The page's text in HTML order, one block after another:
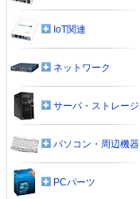
IoT関連
ネットワーク
サーバ・ストレージ
パソコン・周辺機器
PCパーツ